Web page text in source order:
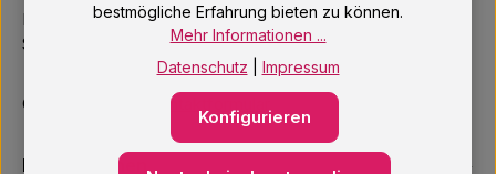
Mo–Fr: 10:00 – 18:00 Uhr
Sa: 09:00 – 14:00 Uhr
Oder über unser Kontaktformular
Informationen
bestmögliche Erfahrung bieten zu können.
Mehr Informationen ...
Datenschutz
Impressum
Konfigurieren